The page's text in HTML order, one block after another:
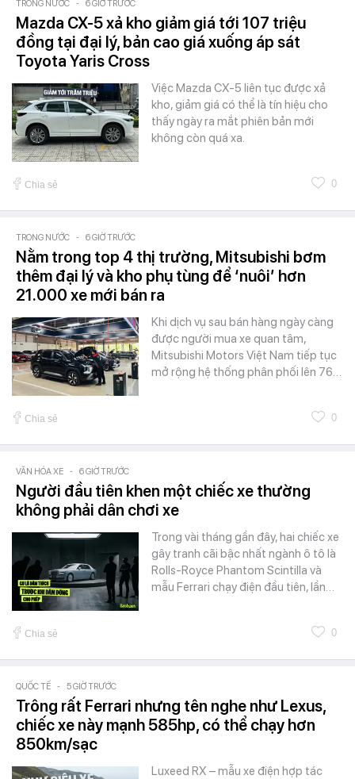
TRONG NƯỚC - 6 GIỜ TRƯỚC
Mazda CX-5 xả kho giảm giá tới 107 triệu
đồng tại đại lý, bản cao giá xuống áp sát
Toyota Yaris Cross
Việc Mazda CX-5 liên tục được xả
kho, giảm giá có thể là tín hiệu cho
thấy ngày ra mắt phiên bản mới
không còn quá xa.
Chia sẻ 0
TRONG NƯỚC - 6 GIỜ TRƯỚC
Nằm trong top 4 thị trường, Mitsubishi bơm
thêm đại lý và kho phụ tùng để ‘nuôi’ hơn
21.000 xe mới bán ra
Khi dịch vụ sau bán hàng ngày càng
được người mua xe quan tâm,
Mitsubishi Motors Việt Nam tiếp tục
mở rộng hệ thống phân phối lên 76…
Chia sẻ 0
VĂN HÓA XE - 6 GIỜ TRƯỚC
Người đầu tiên khen một chiếc xe thường
không phải dân chơi xe
Trong vài tháng gần đây, hai chiếc xe
gây tranh cãi bậc nhất ngành ô tô là
Rolls-Royce Phantom Scintilla và
mẫu Ferrari chạy điện đầu tiên, lần…
Chia sẻ 0
QUỐC TẾ - 5 GIỜ TRƯỚC
Trông rất Ferrari nhưng tên nghe như Lexus,
chiếc xe này mạnh 585hp, có thể chạy hơn
850km/sạc
Luxeed RX – mẫu xe điện hợp tác